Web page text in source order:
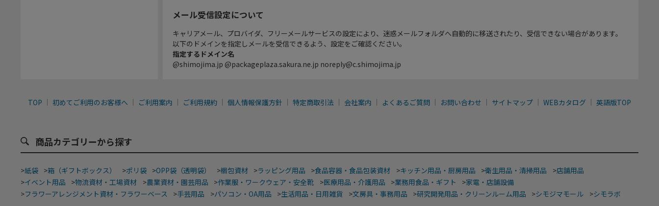
メール受信設定について
キャリアメール、プロバイダ、フリーメールサービスの設定により、迷惑メールフォルダへ自動的に移送されたり、受信できない場合があります。
以下のドメインを指定しメールを受信できるよう、設定をご確認ください。
指定するドメイン名
@shimojima.jp @packageplaza.sakura.ne.jp noreply@c.shimojima.jp
TOP 初めてご利用のお客様へ ご利用案内 ご利用規約 個人情報保護方針 特定商取引法 会社案内 よくあるご質問 お問い合わせ サイトマップ WEBカタログ 英語版TOP
商品カテゴリーから探す
>紙袋 >箱（ギフトボックス） >ポリ袋 >OPP袋（透明袋） >梱包資材 >ラッピング用品 >食品容器・食品包装資材 >キッチン用品・厨房用品 >衛生用品・清掃用品 >店舗用品
>イベント用品 >物流資材・工場資材 >農業資材・園芸用品 >作業服・ワークウェア・安全靴 >医療用品・介護用品 >業務用食品・ギフト >家電・店舗設備
>フラワーアレンジメント資材・フラワーベース >手芸用品 >パソコン・OA用品 >生活用品・日用雑貨 >文房具・事務用品 >研究開発用品・クリーンルーム用品 >シモジマモール >シモラボ